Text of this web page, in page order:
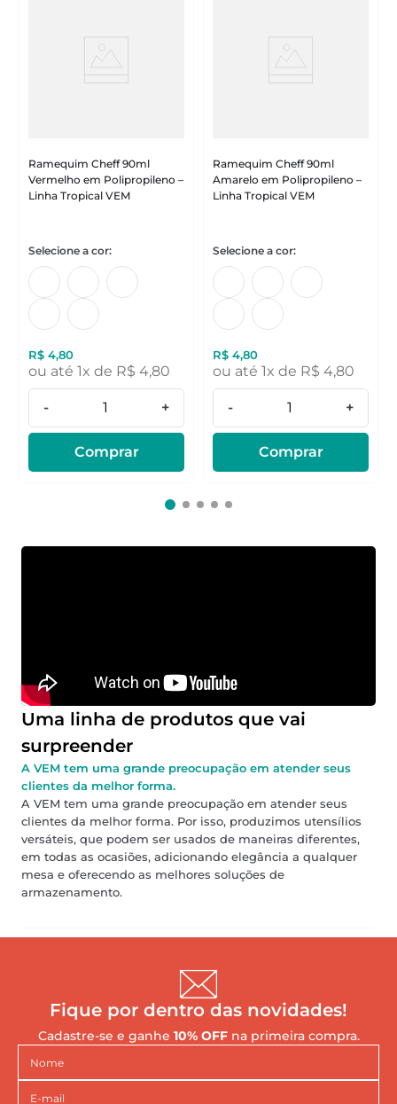
Ramequim Cheff 90ml
Vermelho em Polipropileno –
Linha Tropical VEM
R$ 4,80
ou até 1x de R$ 4,80
- +
Comprar
Ramequim Cheff 90ml
Amarelo em Polipropileno –
Linha Tropical VEM
R$ 4,80
ou até 1x de R$ 4,80
- +
Comprar
Uma linha de produtos que vai
surpreender
A VEM tem uma grande preocupação em atender seus
clientes da melhor forma.
A VEM tem uma grande preocupação em atender seus
clientes da melhor forma. Por isso, produzimos utensílios
versáteis, que podem ser usados de maneiras diferentes,
em todas as ocasiões, adicionando elegância a qualquer
mesa e oferecendo as melhores soluções de
armazenamento.
Fique por dentro das novidades!
Cadastre-se e ganhe 10% OFFna primeira compra.